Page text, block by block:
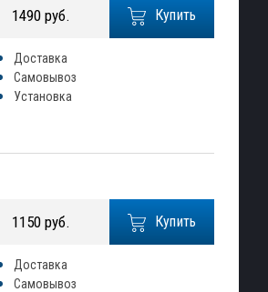
Купить
1490 руб.
Доставка
Самовывоз
Установка
Купить
1150 руб.
Доставка
Самовывоз